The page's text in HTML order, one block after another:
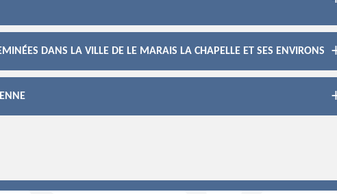
DANS LA VILLE DE LE MARAIS LA CHAPELLE ET SES ENVIRONS